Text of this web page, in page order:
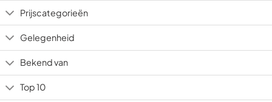
Prijscategorieën
Gelegenheid
Bekend van
Top 10